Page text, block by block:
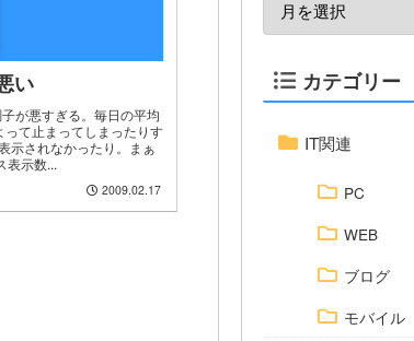
い
が悪すぎる。毎日の平均
て止まってしまったりす
示されなかったり。まぁ
表示数...
2009.02.17
カテゴリー
IT関連
PC
WEB
ブログ
モバイル